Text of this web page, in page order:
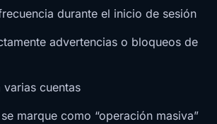
durante el inicio de sesión
advertencias o bloqueos de
cuentas
marque como “operación masiva”